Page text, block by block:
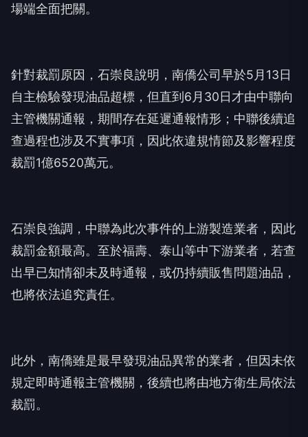
場端全面把關。
針對裁罰原因，石崇良說明，南僑公司早於5月13日
自主檢驗發現油品超標，但直到6月30日才由中聯向
主管機關通報，期間存在延遲通報情形；中聯後續追
查過程也涉及不實事項，因此依違規情節及影響程度
裁罰1億6520萬元。
石崇良強調，中聯為此次事件的上游製造業者，因此
裁罰金額最高。至於福壽、泰山等中下游業者，若查
出早已知情卻未及時通報，或仍持續販售問題油品，
也將依法追究責任。
此外，南僑雖是最早發現油品異常的業者，但因未依
規定即時通報主管機關，後續也將由地方衛生局依法
裁罰。